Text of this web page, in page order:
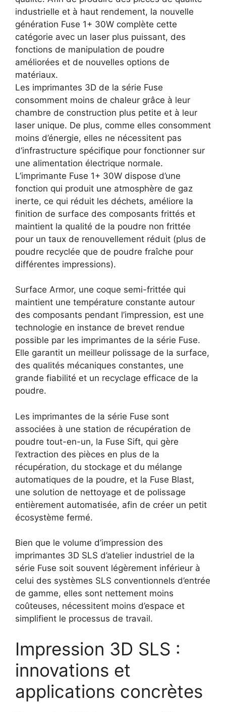
industrielle et à haut rendement, la nouvelle
génération Fuse 1+ 30W complète cette
catégorie avec un laser plus puissant, des
fonctions de manipulation de poudre
améliorées et de nouvelles options de
matériaux.
Les imprimantes 3D de la série Fuse
consomment moins de chaleur grâce à leur
chambre de construction plus petite et à leur
laser unique. De plus, comme elles consomment
moins d’énergie, elles ne nécessitent pas
d’infrastructure spécifique pour fonctionner sur
une alimentation électrique normale.
L’imprimante Fuse 1+ 30W dispose d’une
fonction qui produit une atmosphère de gaz
inerte, ce qui réduit les déchets, améliore la
finition de surface des composants frittés et
maintient la qualité de la poudre non frittée
pour un taux de renouvellement réduit (plus de
poudre recyclée que de poudre fraîche pour
différentes impressions).
Surface Armor, une coque semi-frittée qui
maintient une température constante autour
des composants pendant l’impression, est une
technologie en instance de brevet rendue
possible par les imprimantes de la série Fuse.
Elle garantit un meilleur polissage de la surface,
des qualités mécaniques constantes, une
grande fiabilité et un recyclage efficace de la
poudre.
Les imprimantes de la série Fuse sont
associées à une station de récupération de
poudre tout-en-un, la Fuse Sift, qui gère
l’extraction des pièces en plus de la
récupération, du stockage et du mélange
automatiques de la poudre, et la Fuse Blast,
une solution de nettoyage et de polissage
entièrement automatisée, afin de créer un petit
écosystème fermé.
Bien que le volume d’impression des
imprimantes 3D SLS d’atelier industriel de la
série Fuse soit souvent légèrement inférieur à
celui des systèmes SLS conventionnels d’entrée
de gamme, elles sont nettement moins
coûteuses, nécessitent moins d’espace et
simplifient le processus de travail.
Impression 3D SLS :
innovations et
applications concrètes